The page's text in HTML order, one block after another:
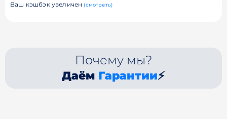
Ваш кэшбэк увеличен (смотреть)
Почему мы?
Даём Гарантии⚡